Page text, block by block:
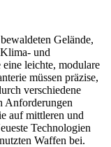
Gelände,
und
leichte, modulare
müssen präzise,
verschiedene
Anforderungen
auf mittleren und
Technologien
Waffen bei.